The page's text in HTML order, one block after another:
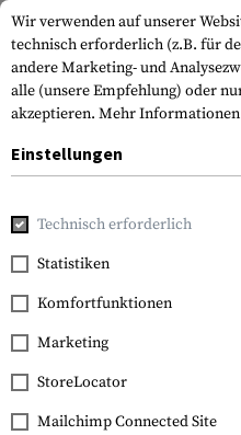
Home Waffenzubehör
FILTER
SALE
Wir verwenden auf unserer
technisch erforderlich (z.B. für
andere Marketing- und
alle (unsere Empfehlung) oder
akzeptieren. Mehr Informationen
Einstellungen
Technisch erforderlich
Statistiken
Komfortfunktionen
Marketing
StoreLocator
Mailchimp Connected Site